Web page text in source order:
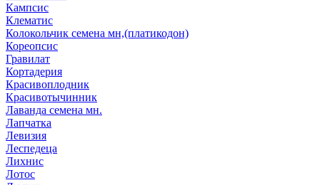
Кампсис
Клематис
Колокольчик семена мн,(платикодон)
Кореопсис
Гравилат
Кортадерия
Красивоплодник
Красивотычинник
Лаванда семена мн.
Лапчатка
Левизия
Леспедеца
Лихнис
Лотос